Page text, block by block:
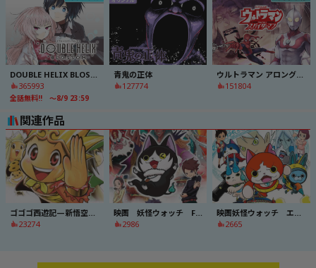
365993
全話無料!! ～8/9 23:59
青鬼の正体
127774
151804
関連作品
23274
映画 妖怪ウォッチ FOREVER FRIENDS
2986
2665